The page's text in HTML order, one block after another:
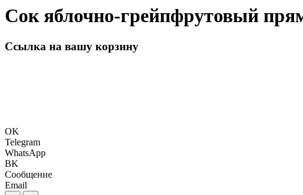
Сок яблочно-грейпфрутовый
Ссылка на вашу корзину
OK
Telegram
WhatsApp
BK
Сообщение
Email